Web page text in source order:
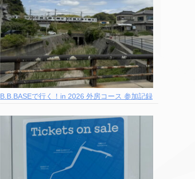
B.B.BASEで行く！in 2026 外房コース 参加記録